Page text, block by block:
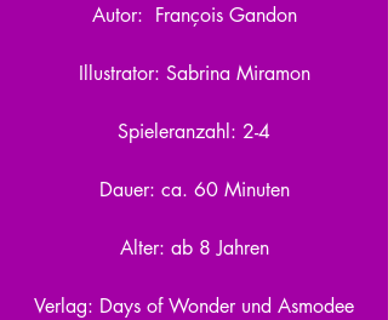
Autor:  François Gandon
Illustrator: Sabrina Miramon
Spieleranzahl: 2-4
Dauer: ca. 60 Minuten
Alter: ab 8 Jahren
Verlag: Days of Wonder und Asmodee